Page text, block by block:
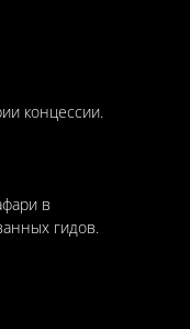
концессии.
в
гидов.